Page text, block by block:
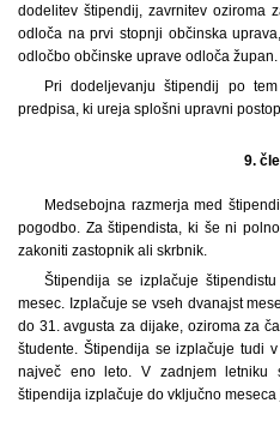
dodelitev štipendij, zavrnitev oziroma
odloča na prvi stopnji občinska
odločbo občinske uprave odloča župan.
Pri dodeljevanju štipendij po
predpisa, ki ureja splošni upravni
9.
Medsebojna razmerja med
pogodbo. Za štipendista, ki še ni
zakoniti zastopnik ali skrbnik.
Štipendija se izplačuje
mesec. Izplačuje se vseh dvanajst
do 31. avgusta za dijake, oziroma za
študente. Štipendija se izplačuje tudi
največ eno leto. V zadnjem letniku
štipendija izplačuje do vključno meseca